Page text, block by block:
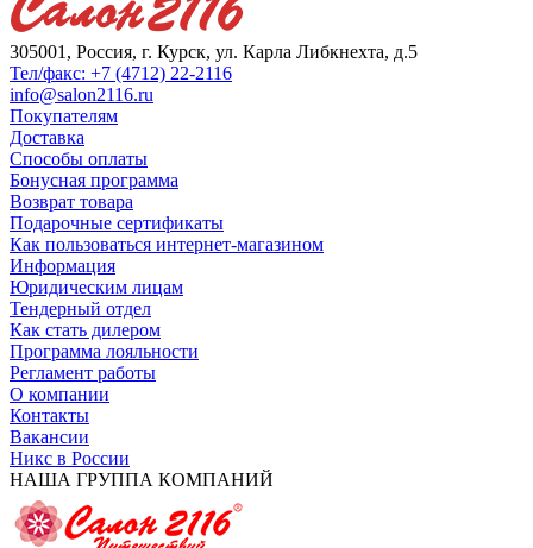
305001, Россия, г. Курск, ул. Карла Либкнехта, д.5
Тел/факс: +7 (4712) 22-2116
info@salon2116.ru
Покупателям
Доставка
Способы оплаты
Бонусная программа
Возврат товара
Подарочные сертификаты
Как пользоваться интернет-магазином
Информация
Юридическим лицам
Тендерный отдел
Как стать дилером
Программа лояльности
Регламент работы
О компании
Контакты
Вакансии
Никс в России
НАША ГРУППА КОМПАНИЙ